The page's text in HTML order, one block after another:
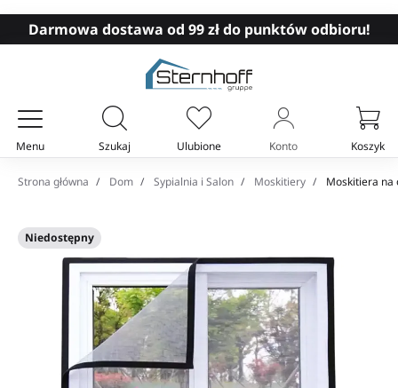
Darmowa dostawa od 99 zł do punktów odbioru!
Menu Szukaj Ulubione Konto Koszyk
Twój koszyk
Strona główna Dom Sypialnia i Salon Moskitiery Moskitiera na
Niedostępny